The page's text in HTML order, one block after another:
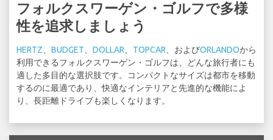
フォルクスワーゲン・ゴルフで多様
性を追求しましょう
HERTZ BUDGET DOLLAR TOPCAR 、およびORLANDOから
利用できるフォルクスワーゲン・ゴルフは、どんな旅行者にも
適した多目的な選択肢です。コンパクトなサイズは都市を移動
するのに最適であり、快適なインテリアと先進的な機能によ
り、長距離ドライブも楽しくなります。